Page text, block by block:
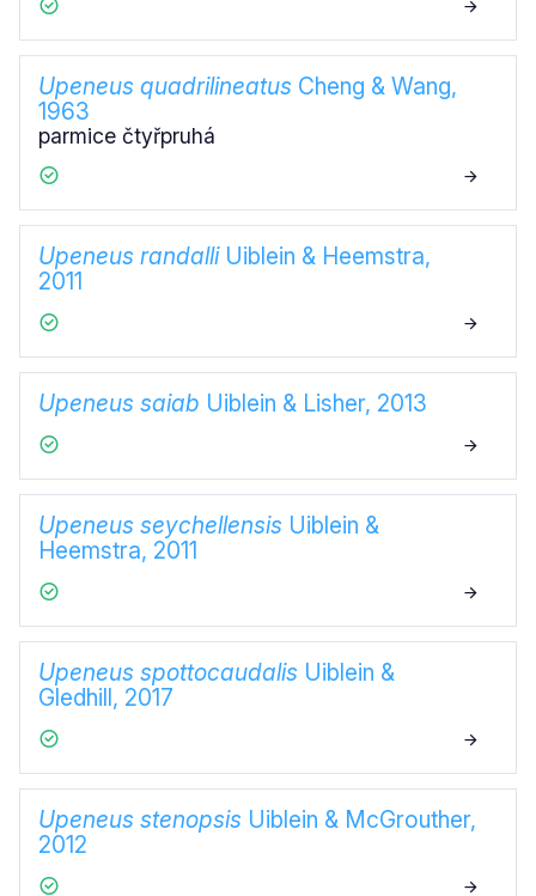
Upeneus quadrilineatus Cheng & Wang,
1963
parmice čtyřpruhá
Upeneus randalliUiblein & Heemstra,
2011
Upeneus saiab Uiblein & Lisher, 2013
Upeneus seychellensis Uiblein &
Heemstra, 2011
Upeneus spottocaudalis Uiblein &
Gledhill, 2017
Upeneus stenopsis Uiblein & McGrouther,
2012